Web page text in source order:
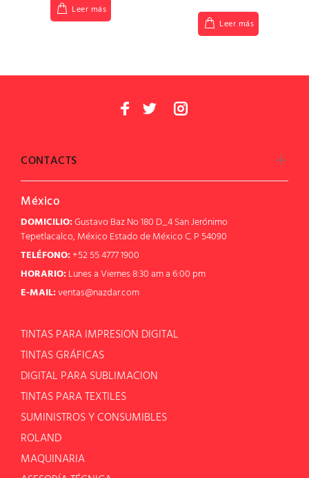
Leer más
Leer más
CONTACTS
México
DOMICILIO:Gustavo Baz No 180 D_4 San Jerónimo
Tepetlacalco, México Estado de México C. P 54090
TELÉFONO:+52 55 4777 1900
HORARIO: Lunes a Viernes 8:30 am a 6:00 pm
E-MAIL:ventas@nazdar.com
TINTAS PARA IMPRESION DIGITAL
TINTAS GRÁFICAS
DIGITAL PARA SUBLIMACION
TINTAS PARA TEXTILES
SUMINISTROS Y CONSUMIBLES
ROLAND
MAQUINARIA